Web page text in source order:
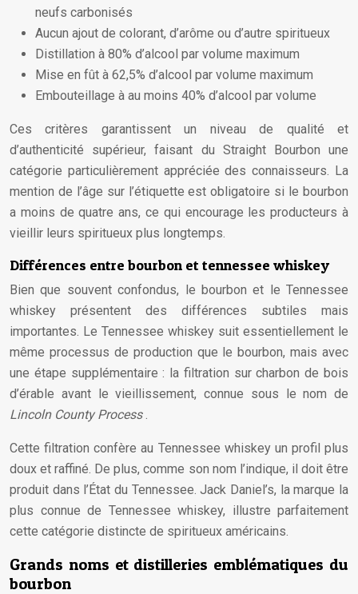
neufs carbonisés
Aucun ajout de colorant, d’arôme ou d’autre spiritueux
Distillation à 80% d’alcool par volume maximum
Mise en fût à 62,5% d’alcool par volume maximum
Embouteillage à au moins 40% d’alcool par volume
Ces critères garantissent un niveau de qualité et
d’authenticité supérieur, faisant du Straight Bourbon une
catégorie particulièrement appréciée des connaisseurs. La
mention de l’âge sur l’étiquette est obligatoire si le bourbon
a moins de quatre ans, ce qui encourage les producteurs à
vieillir leurs spiritueux plus longtemps.
Différences entre bourbon et tennessee whiskey
Bien que souvent confondus, le bourbon et le Tennessee
whiskey présentent des différences subtiles mais
importantes. Le Tennessee whiskey suit essentiellement le
même processus de production que le bourbon, mais avec
une étape supplémentaire : la filtration sur charbon de bois
d’érable avant le vieillissement, connue sous le nom de
Lincoln County Process.
Cette filtration confère au Tennessee whiskey un profil plus
doux et raffiné. De plus, comme son nom l’indique, il doit être
produit dans l’État du Tennessee. Jack Daniel’s, la marque la
plus connue de Tennessee whiskey, illustre parfaitement
cette catégorie distincte de spiritueux américains.
Grands noms et distilleries emblématiques du
bourbon